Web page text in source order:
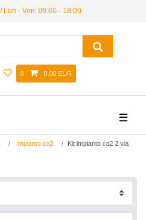
- Ven: 09:00 - 18:00
0 0,00 EUR
☰
Impianto co2 Kit impianto co2 2 via